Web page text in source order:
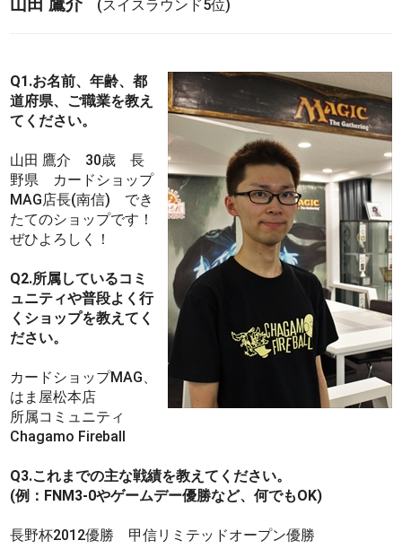
(スイスラウンド5位)
Q1.お名前、年齢、都
道府県、ご職業を教え
てください。
山田 鷹介 30歳 長
野県 カードショップ
MAG店長(南信) でき
たてのショップです！
ぜひよろしく！
Q2.所属しているコミ
ュニティや普段よく行
くショップを教えてく
ださい。
カードショップMAG、
はま屋松本店
所属コミュニティ
Chagamo Fireball
Q3.これまでの主な戦績を教えてください。
(例：FNM3-0やゲームデー優勝など、何でもOK)
長野杯2012優勝 甲信リミテッドオープン優勝